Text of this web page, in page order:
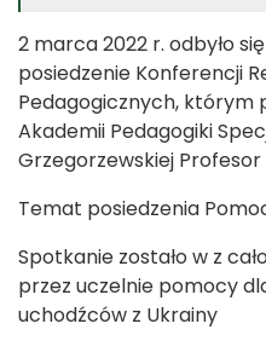
2 marca 2022 r. odbyło
posiedzenie Konferencji
Pedagogicznych, którym
Akademii Pedagogiki
Grzegorzewskiej
Temat posiedzenia
Spotkanie zostało w z
przez uczelnie pomocy
uchodźców z Ukrainy